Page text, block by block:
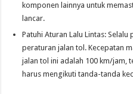
komponen lainnya untuk
lancar.
Patuhi Aturan Lalu Lintas:
peraturan jalan tol. Kecepatan
jalan tol ini adalah 100 km/jam,
harus mengikuti tanda-tanda